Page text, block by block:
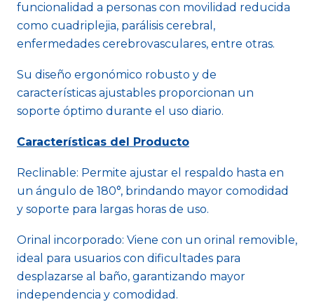
funcionalidad a personas con movilidad reducida
como cuadriplejia, parálisis cerebral,
enfermedades cerebrovasculares, entre otras.
Su diseño ergonómico robusto y de
características ajustables proporcionan un
soporte óptimo durante el uso diario.
Características del Producto
Reclinable: Permite ajustar el respaldo hasta en
un ángulo de 180°, brindando mayor comodidad
y soporte para largas horas de uso.
Orinal incorporado: Viene con un orinal removible,
ideal para usuarios con dificultades para
desplazarse al baño, garantizando mayor
independencia y comodidad.